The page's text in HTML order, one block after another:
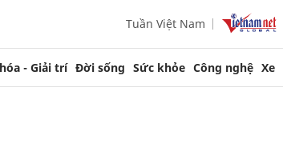
Tuần Việt Nam
- Giải trí Đời sống Sức khỏe Công nghệ Xe